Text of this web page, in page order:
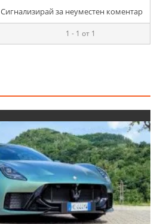
Сигнализирай за неуместен коментар
1 - 1 от 1